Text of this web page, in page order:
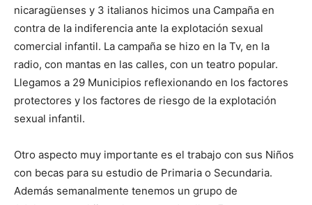
nicaragüenses y 3 italianos hicimos una Campaña en
contra de la indiferencia ante la explotación sexual
comercial infantil. La campaña se hizo en la Tv, en la
radio, con mantas en las calles, con un teatro popular.
Llegamos a 29 Municipios reflexionando en los factores
protectores y los factores de riesgo de la explotación
sexual infantil.
Otro aspecto muy importante es el trabajo con sus Niños
con becas para su estudio de Primaria o Secundaria.
Además semanalmente tenemos un grupo de